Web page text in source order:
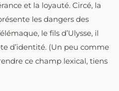
et la loyauté. Circé, la
les dangers des
le fils d’Ulysse, il
d’identité. (Un peu comme
ce champ lexical, tiens